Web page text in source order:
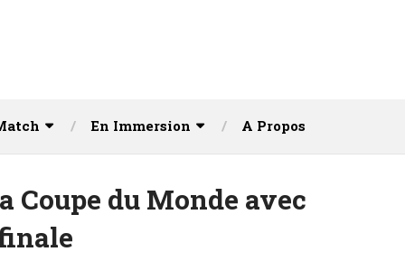
En Immersion A Propos
Coupe du Monde avec